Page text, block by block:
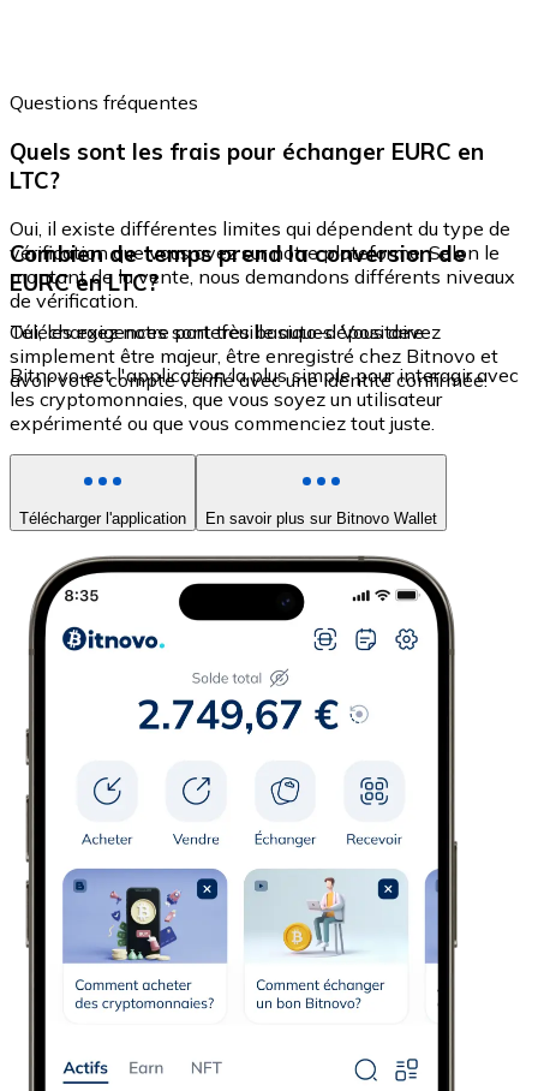
Questions fréquentes
Quels sont les frais pour échanger EURC en
LTC?
Oui, il existe différentes limites qui dépendent du type de
vérification que vous avez sur notre plateforme. Selon le
montant de la vente, nous demandons différents niveaux
de vérification.
Combien de temps prend la conversion de
EURC en LTC?
Oui, les exigences sont très basiques. Vous devez
simplement être majeur, être enregistré chez Bitnovo et
avoir votre compte vérifié avec une identité confirmée.
Téléchargez notre portefeuille auto-dépositaire
Bitnovo est l'application la plus simple pour interagir avec
les cryptomonnaies, que vous soyez un utilisateur
expérimenté ou que vous commenciez tout juste.
Télécharger l'application En savoir plus sur Bitnovo Wallet